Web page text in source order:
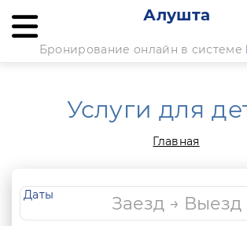
Алушта
Бронирование онлайн в системе
Услуги для
Главная
Даты